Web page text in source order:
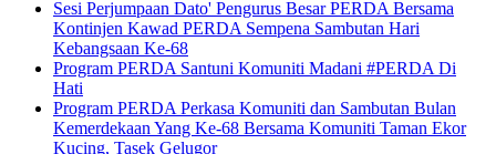
Sesi Perjumpaan Dato' Pengurus Besar PERDA Bersama
Kontinjen Kawad PERDA Sempena Sambutan Hari
Kebangsaan Ke-68
Program PERDA Santuni Komuniti Madani #PERDA Di
Hati
Program PERDA Perkasa Komuniti dan Sambutan Bulan
Kemerdekaan Yang Ke-68 Bersama Komuniti Taman Ekor
Kucing, Tasek Gelugor